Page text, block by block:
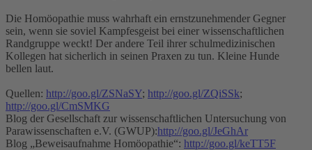
Die Homöopathie muss wahrhaft ein ernstzunehmender Gegner
sein, wenn sie soviel Kampfesgeist bei einer wissenschaftlichen
Randgruppe weckt! Der andere Teil ihrer schulmedizinischen
Kollegen hat sicherlich in seinen Praxen zu tun. Kleine Hunde
bellen laut.
Quellen: http://goo.gl/ZSNaSY; http://goo.gl/ZQiSSk;
http://goo.gl/CmSMKG
Blog der Gesellschaft zur wissenschaftlichen Untersuchung von
Parawissenschaften e.V. (GWUP):http://goo.gl/JeGhAr
Blog „Beweisaufnahme Homöopathie“: http://goo.gl/keTT5F